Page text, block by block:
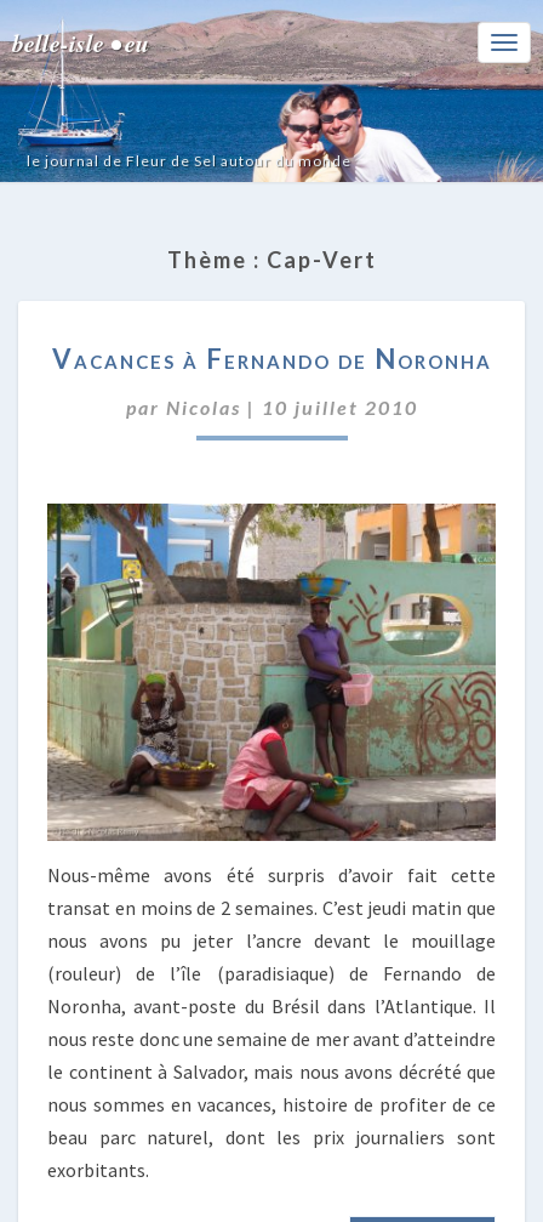
belle-isle • eu
le journal de Fleur de Sel autour du monde
Thème : Cap-Vert
À
DE
NORONHA
Vacances à Fernando de Noronha
par Nicolas | 10 juillet 2010
Nous-même avons été surpris d’avoir fait cette
transat en moins de 2 semaines. C’est jeudi matin que
nous avons pu jeter l’ancre devant le mouillage
(rouleur) de l’île (paradisiaque) de Fernando de
Noronha, avant-poste du Brésil dans l’Atlantique. Il
nous reste donc une semaine de mer avant d’atteindre
le continent à Salvador, mais nous avons décrété que
nous sommes en vacances, histoire de profiter de ce
beau parc naturel, dont les prix journaliers sont
exorbitants.